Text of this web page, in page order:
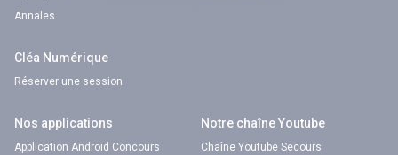
Annales
Cléa Numérique
Réserver une session
Nos applications
Application Android Concours
Notre chaîne Youtube
Chaîne Youtube Secours